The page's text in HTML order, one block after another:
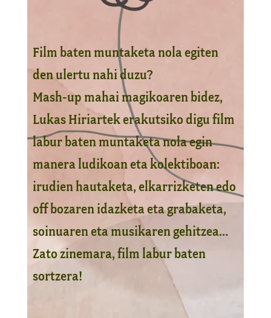
Film baten muntaketa nola egiten
den ulertu nahi duzu?
Mash-up mahai magikoaren bidez,
Lukas Hiriartek erakutsiko digu film
labur baten muntaketa nola egin
manera ludikoan eta kolektiboan:
irudien hautaketa, elkarrizketen edo
off bozaren idazketa eta grabaketa,
soinuaren eta musikaren gehitzea…
Zato zinemara, film labur baten
sortzera!